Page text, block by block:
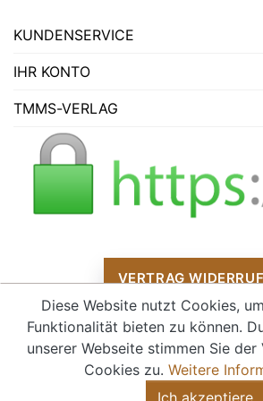
KUNDENSERVICE
IHR KONTO
TMMS-VERLAG
VERTRAG
Alle Preise verstehen sich inklusive
Versandkosten
Diese Website nutzt Cookies,
Funktionalität bieten zu können.
unserer Webseite stimmen Sie
Cookies zu. Weitere
Ich akzeptiere